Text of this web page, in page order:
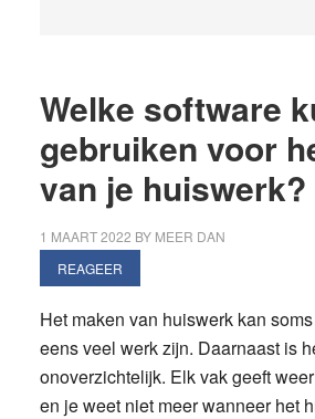
Welke software
gebruiken voor
van je huiswerk?
1 MAART 2022 BY MEER DAN
REAGEER
Het maken van huiswerk kan
eens veel werk zijn. Daarnaast is
onoverzichtelijk. Elk vak geeft
en je weet niet meer wanneer het